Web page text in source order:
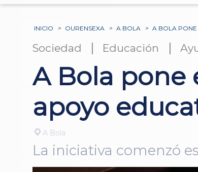
INICIO > OURENSEXA > A BOLA > A BOLA PONE
Sociedad | Educación |
A Bola pone
apoyo
A Bola
La iniciativa comenzó